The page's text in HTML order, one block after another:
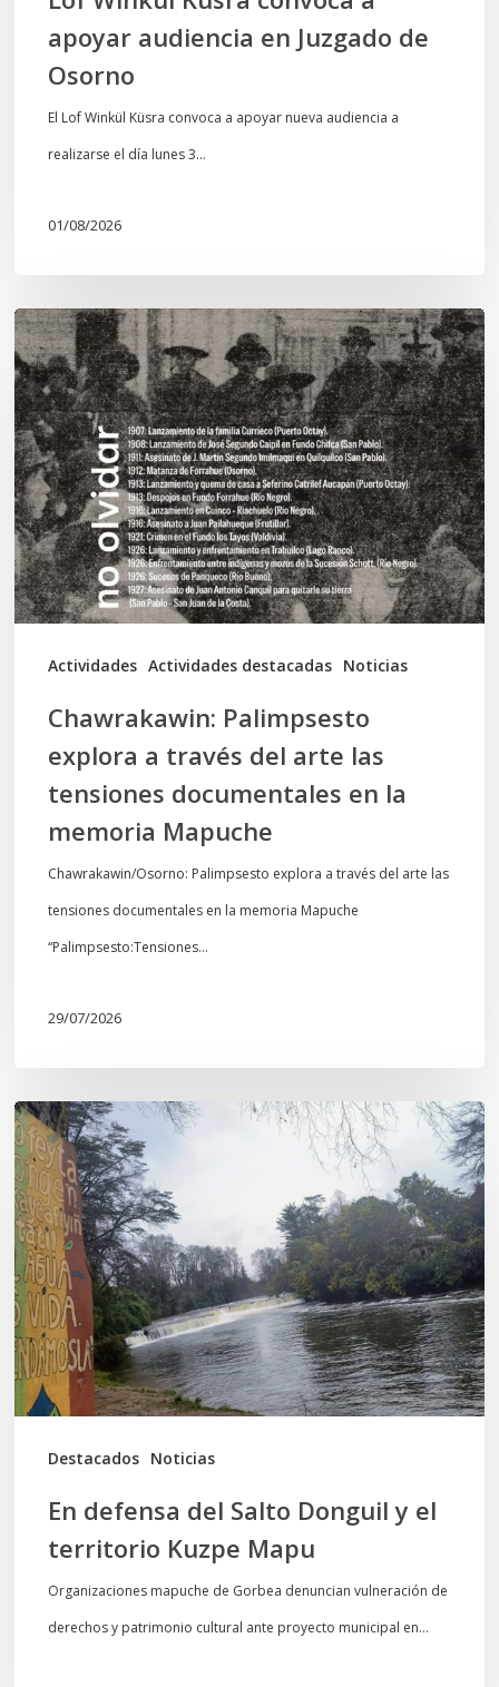
apoyar audiencia en Juzgado de
Osorno
El Lof Winkül Küsra convoca a apoyar nueva audiencia a
realizarse el día lunes 3…
01/08/2026
Actividades Actividades destacadas Noticias
Chawrakawin:
Palimpsesto
explora
a
través
del
arte
las
tensiones
documentales
memoria
Mapuche
Chawrakawin: Palimpsesto
explora a través del arte las
tensiones documentales en la
memoria Mapuche
Chawrakawin/Osorno: Palimpsesto explora a través del arte las
tensiones documentales en la memoria Mapuche
“Palimpsesto:Tensiones…
29/07/2026
Destacados Noticias
En
defensa
del
Salto
Donguil
y
el
territorio
Kuzpe
Mapu
En defensa del Salto Donguil y el
territorio Kuzpe Mapu
Organizaciones mapuche de Gorbea denuncian vulneración de
derechos y patrimonio cultural ante proyecto municipal en…